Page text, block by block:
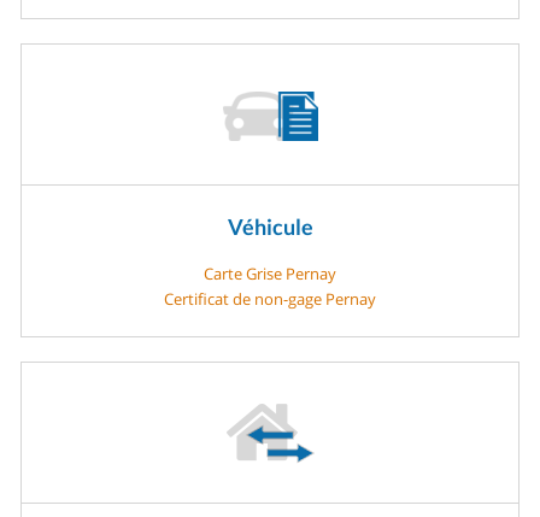
Véhicule
Carte Grise Pernay
Certificat de non-gage Pernay